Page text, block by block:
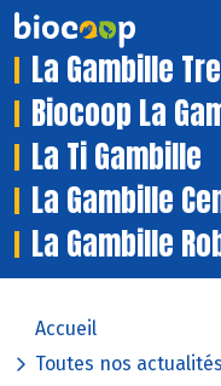
La Gambille
Biocoop La
La Ti Gambille
La Gambille
La Gambille
Accueil
Toutes nos actualités